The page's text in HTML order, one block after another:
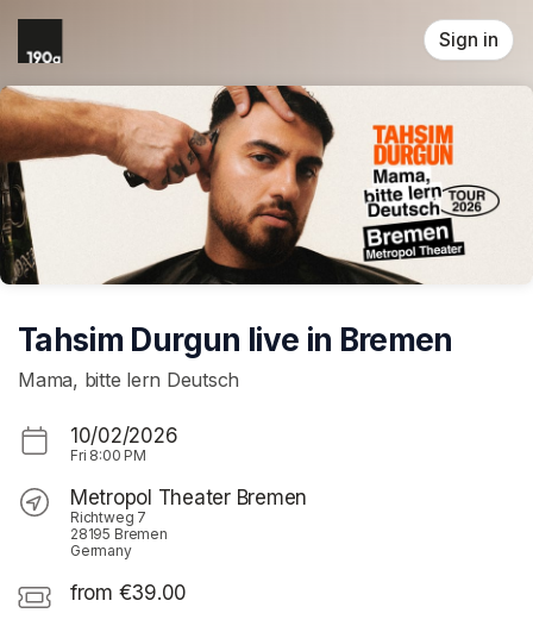
Skip header
Sign in
Tahsim Durgun live in Bremen
Mama, bitte lern Deutsch
10/02/2026
Fri 8:00 PM
Metropol Theater Bremen
Richtweg 7
28195 Bremen
Germany
from €39.00